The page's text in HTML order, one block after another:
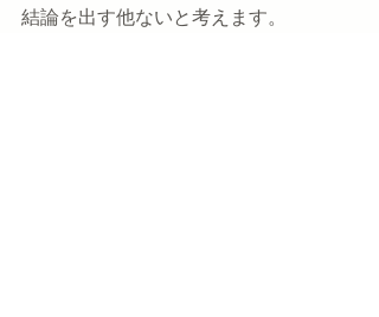
結論を出す他ないと考えます。